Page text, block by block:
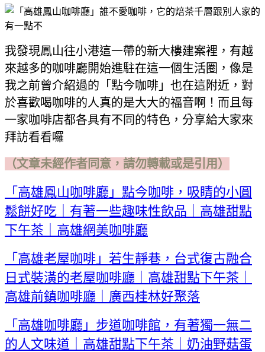
我發現鳳山往小港這一帶的新大樓建案裡，有越
來越多的咖啡廳開始進駐在這一個生活圈，像是
我之前曾介紹過的「點今咖啡」也在這附近，對
於喜歡喝咖啡的人真的是大大的福音啊！而且每
一家咖啡店都各具有不同的特色，分享給大家來
拜訪看看囉
（文章未經作者同意，請勿轉載或是引用）
「高雄鳳山咖啡廳」點今咖啡，吸睛的小圓
鬆餅好吃｜有著一些趣味性飲品｜高雄甜點
下午茶｜高雄網美咖啡廳
「高雄老屋咖啡」若生靜巷，台式復古融合
日式裝潢的老屋咖啡廳｜高雄甜點下午茶｜
高雄前鎮咖啡廳｜廣西桂林好聚落
「高雄咖啡廳」步道咖啡館，有著獨一無二
的人文味道｜高雄甜點下午茶｜奶油野菇蛋